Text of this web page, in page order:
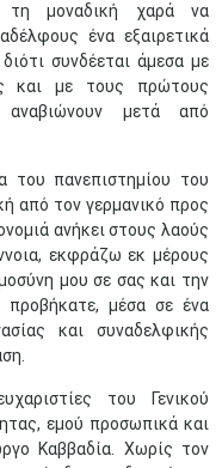
τη μοναδική χαρά να
ένα εξαιρετικά
συνδέεται άμεσα με
και με τους πρώτους
μετά από
του πανεπιστημίου του
από τον γερμανικό προς
ανήκει στους λαούς
εκφράζω εκ μέρους
μου σε σας και την
μέσα σε ένα
και συναδελφικής
του Γενικού
εμού προσωπικά και
Καββαδία. Χωρίς τον